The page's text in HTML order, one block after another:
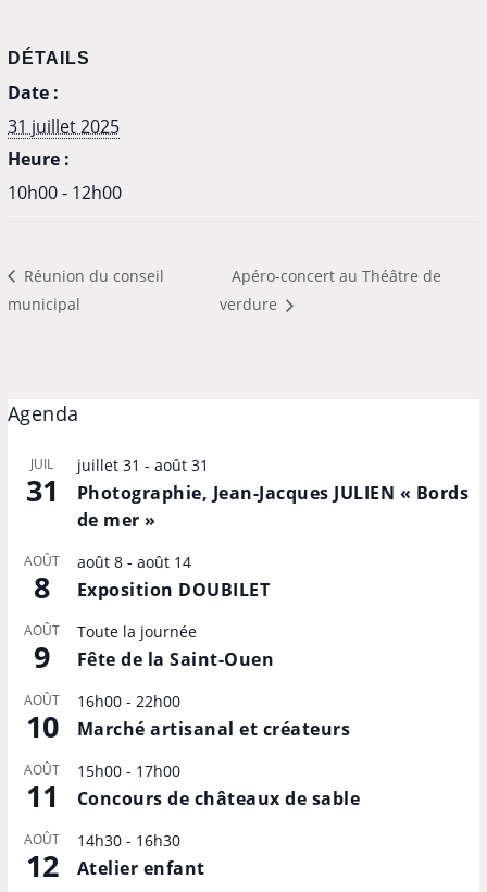
DÉTAILS
Date :
31 juillet 2025
Heure :
10h00 - 12h00
Réunion du conseil
municipal
Apéro-concert au Théâtre de
verdure
Agenda
JUIL
31
juillet 31 - août 31
Photographie, Jean-Jacques JULIEN « Bords
de mer »
AOÛT
8
août 8- août 14
Exposition DOUBILET
AOÛT
9
Toute la journée
Fête de la Saint-Ouen
AOÛT
10
16h00- 22h00
Marché artisanal et créateurs
AOÛT
11
15h00- 17h00
Concours de châteaux de sable
AOÛT
12
14h30- 16h30
Atelier enfant